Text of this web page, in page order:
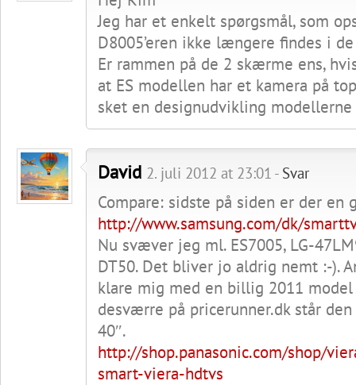
Jeg har et enkelt spørgsmål, som
D8005’eren ikke længere findes i
Er rammen på de 2 skærme ens,
at ES modellen har et kamera på
sket en designudvikling
David 2. juli 2012 at 23:01 - Svar
Compare: sidste på siden er der en
http://www.samsung.com/dk/
Nu svæver jeg ml. ES7005, LG-
DT50. Det bliver jo aldrig nemt :-).
klare mig med en billig 2011 model
desværre på pricerunner.dk står
40″.
http://shop.panasonic.com/shop/
smart-viera-hdtvs